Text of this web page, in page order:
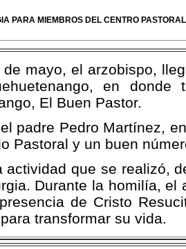
PARA MIEMBROS DEL CENTRO
de mayo, el arzobispo,
en
El Buen Pastor.
padre Pedro Martínez,
Pastoral y un buen
actividad que se realizó,
Durante la homilía,
de Cristo
transformar su vida.